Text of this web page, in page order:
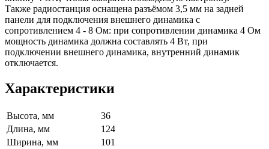
Также радиостанция оснащена разъёмом 3,5 мм на задней
панели для подключения внешнего динамика с
сопротивлением 4 - 8 Ом: при сопротивлении динамика 4 Ом
мощность динамика должна составлять 4 Вт, при
подключении внешнего динамика, внутренний динамик
отключается.
Характеристики
Высота, мм
36
Длина, мм
124
Ширина, мм
101